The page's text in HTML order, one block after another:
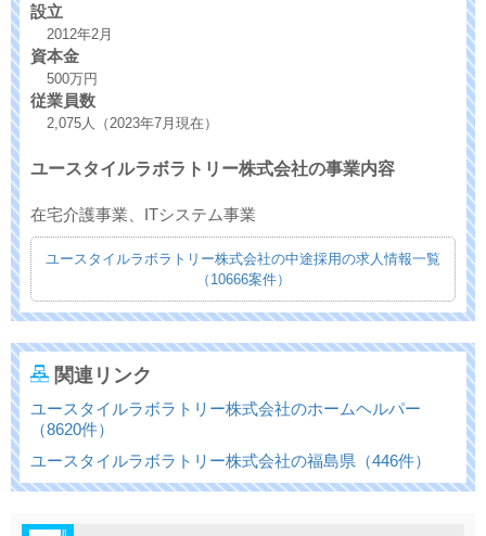
設立
2012年2月
資本金
500万円
従業員数
2,075人（2023年7月現在）
ユースタイルラボラトリー株式会社の事業内容
在宅介護事業、ITシステム事業
ユースタイルラボラトリー株式会社の中途採用の求人情報一覧
（10666案件）
関連リンク
ユースタイルラボラトリー株式会社のホームヘルパー
（8620件）
ユースタイルラボラトリー株式会社の福島県（446件）